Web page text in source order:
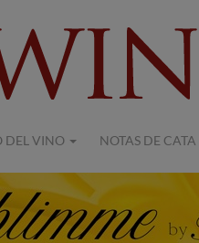
DEL VINO NOTAS DE CATA